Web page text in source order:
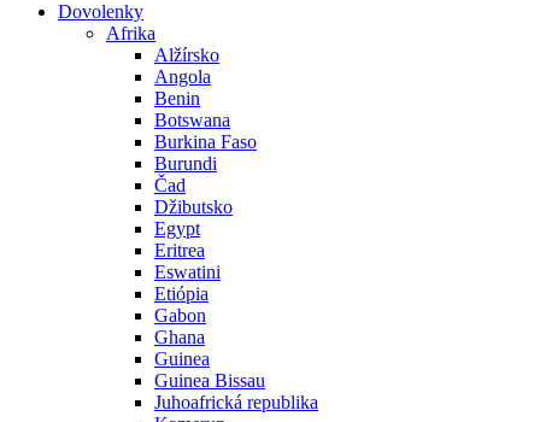
Dovolenky
Afrika
Alžírsko
Angola
Benin
Botswana
Burkina Faso
Burundi
Čad
Džibutsko
Egypt
Eritrea
Eswatini
Etiópia
Gabon
Ghana
Guinea
Guinea Bissau
Juhoafrická republika